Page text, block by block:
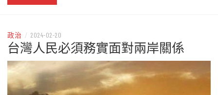
政治 / 2024-02-20
台灣人民必須務實面對兩岸關係